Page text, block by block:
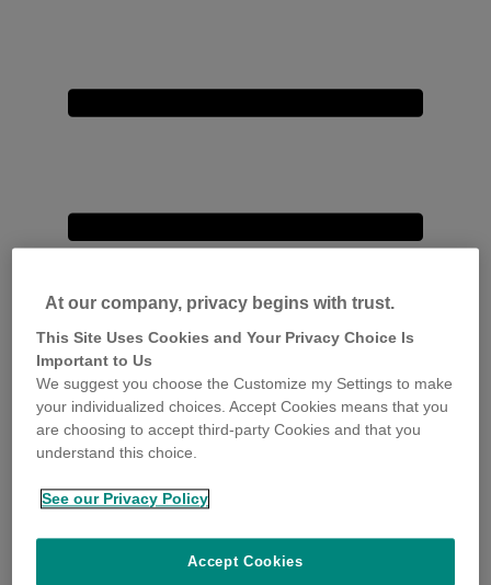
At our company, privacy begins with trust.
This Site Uses Cookies and Your Privacy Choice Is
Important to Us
We suggest you choose the Customize my Settings to make
your individualized choices. Accept Cookies means that you
are choosing to accept third-party Cookies and that you
understand this choice.
See our Privacy Policy
Accept Cookies